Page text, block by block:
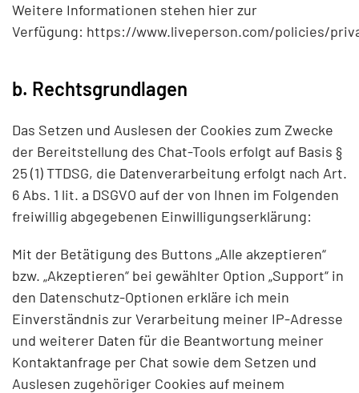
Weitere Informationen stehen hier zur
Verfügung: https://www.liveperson.com/policies/
b. Rechtsgrundlagen
Das Setzen und Auslesen der Cookies zum Zwecke
der Bereitstellung des Chat-Tools erfolgt auf Basis §
25 (1) TTDSG, die Datenverarbeitung erfolgt nach Art.
6 Abs. 1 lit. a DSGVO auf der von Ihnen im Folgenden
freiwillig abgegebenen Einwilligungserklärung:
Mit der Betätigung des Buttons „Alle akzeptieren“
bzw. „Akzeptieren“ bei gewählter Option „Support“ in
den Datenschutz-Optionen erkläre ich mein
Einverständnis zur Verarbeitung meiner IP-Adresse
und weiterer Daten für die Beantwortung meiner
Kontaktanfrage per Chat sowie dem Setzen und
Auslesen zugehöriger Cookies auf meinem